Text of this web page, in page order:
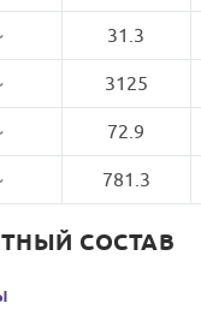
31.3
3125
72.9
781.3
СОСТАВ